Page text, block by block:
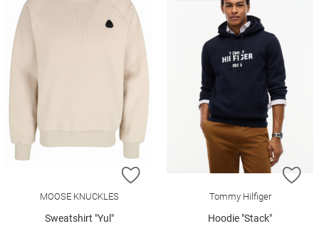
ZUR WUNSCHLISTE HINZUFÜGEN
MOOSE KNUCKLES
Sweatshirt "Yul"
Tommy Hilfiger
Hoodie "Stack"